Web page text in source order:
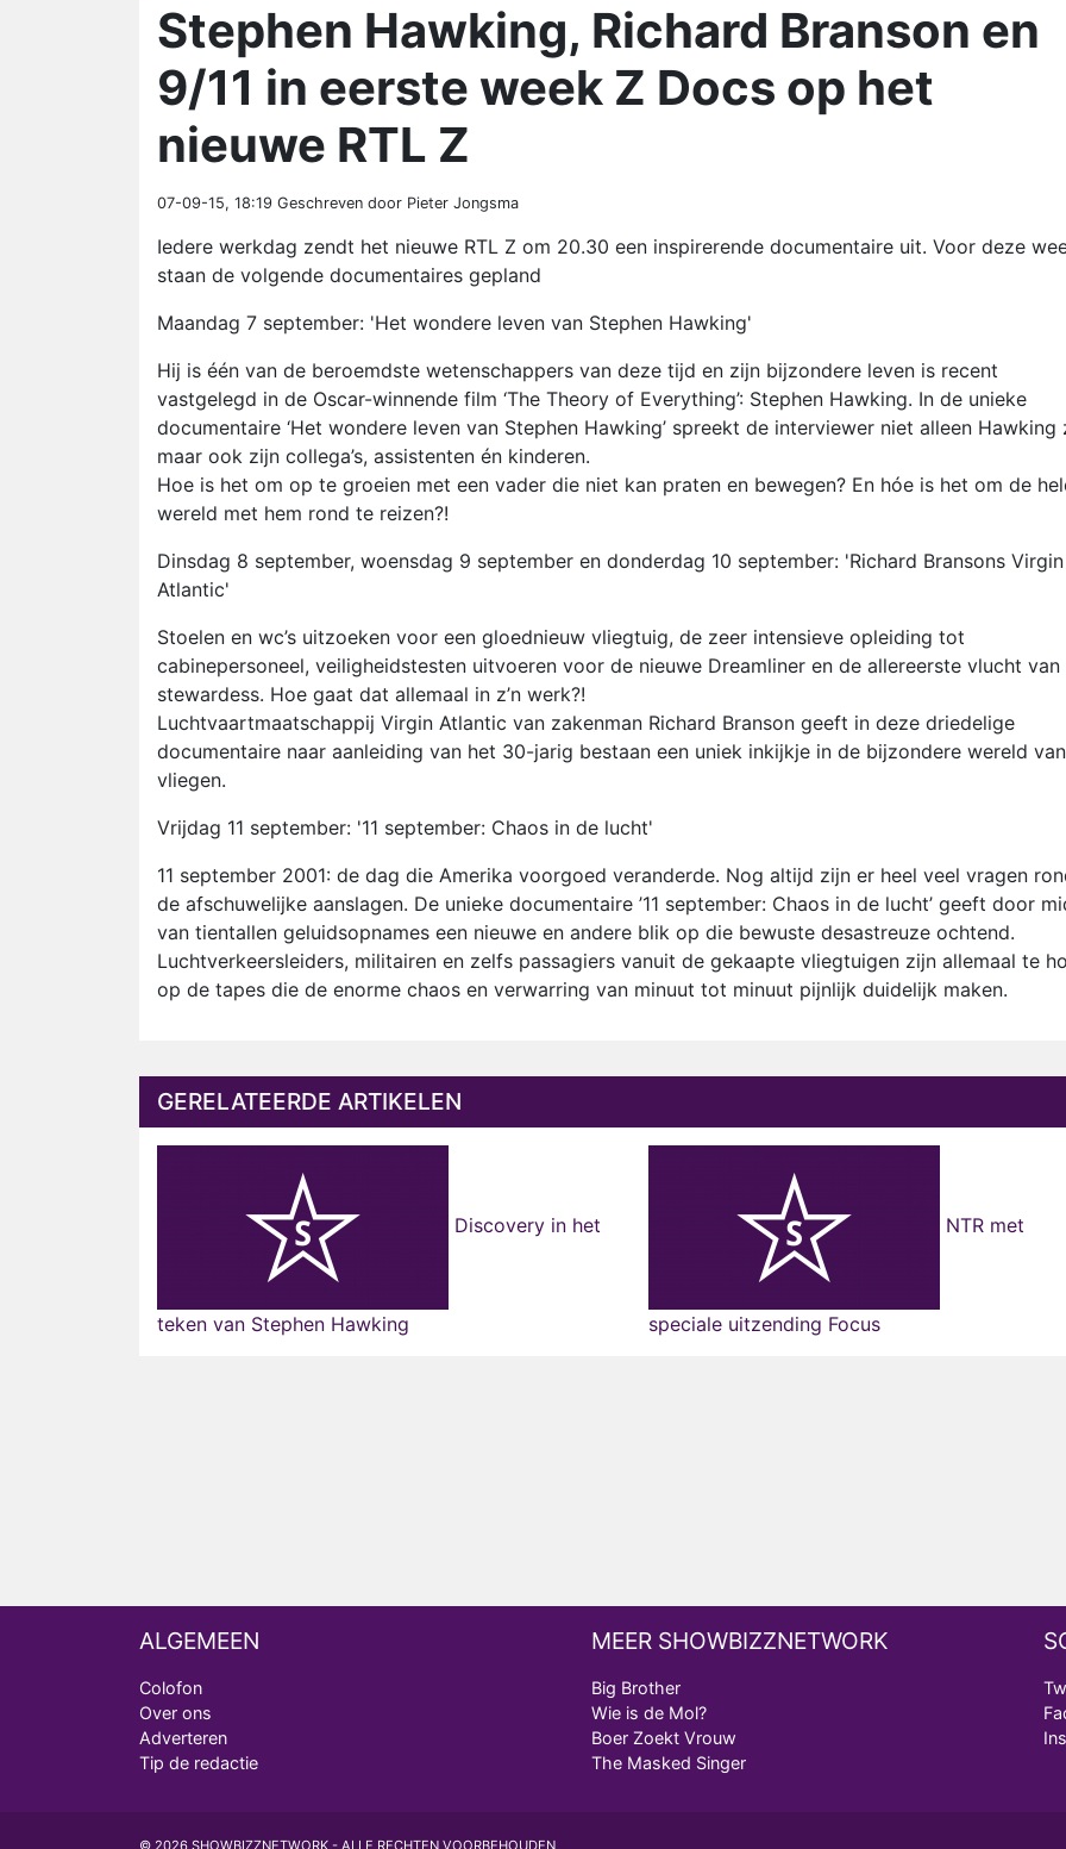
Stephen Hawking, Richard Branson en
9/11 in eerste week Z Docs op het
nieuwe RTL Z
07-09-15, 18:19 Geschreven door Pieter Jongsma
Iedere werkdag zendt het nieuwe RTL Z om 20.30 een inspirerende documentaire uit. Voor deze
staan de volgende documentaires gepland
Maandag 7 september: 'Het wondere leven van Stephen Hawking'
Hij is één van de beroemdste wetenschappers van deze tijd en zijn bijzondere leven is recent
vastgelegd in de Oscar-winnende film ‘The Theory of Everything’: Stephen Hawking. In de unieke
documentaire ‘Het wondere leven van Stephen Hawking’ spreekt de interviewer niet alleen Hawking
maar ook zijn collega’s, assistenten én kinderen.
Hoe is het om op te groeien met een vader die niet kan praten en bewegen? En hóe is het om de
wereld met hem rond te reizen?!
Dinsdag 8 september, woensdag 9 september en donderdag 10 september: 'Richard Bransons Virgin
Atlantic'
Stoelen en wc’s uitzoeken voor een gloednieuw vliegtuig, de zeer intensieve opleiding tot
cabinepersoneel, veiligheidstesten uitvoeren voor de nieuwe Dreamliner en de allereerste vlucht van
stewardess. Hoe gaat dat allemaal in z’n werk?!
Luchtvaartmaatschappij Virgin Atlantic van zakenman Richard Branson geeft in deze driedelige
documentaire naar aanleiding van het 30-jarig bestaan een uniek inkijkje in de bijzondere wereld
vliegen.
Vrijdag 11 september: '11 september: Chaos in de lucht'
11 september 2001: de dag die Amerika voorgoed veranderde. Nog altijd zijn er heel veel vragen
de afschuwelijke aanslagen. De unieke documentaire ’11 september: Chaos in de lucht’ geeft door
van tientallen geluidsopnames een nieuwe en andere blik op die bewuste desastreuze ochtend.
Luchtverkeersleiders, militairen en zelfs passagiers vanuit de gekaapte vliegtuigen zijn allemaal te
op de tapes die de enorme chaos en verwarring van minuut tot minuut pijnlijk duidelijk maken.
GERELATEERDE ARTIKELEN
Discovery in het
teken van Stephen Hawking
NTR met
speciale uitzending Focus
ALGEMEEN
Colofon
Over ons
Adverteren
Tip de redactie
MEER SHOWBIZZNETWORK
Big Brother
Wie is de Mol?
Boer Zoekt Vrouw
The Masked Singer
© 2026 SHOWBIZZNETWORK - ALLE RECHTEN VOORBEHOUDEN